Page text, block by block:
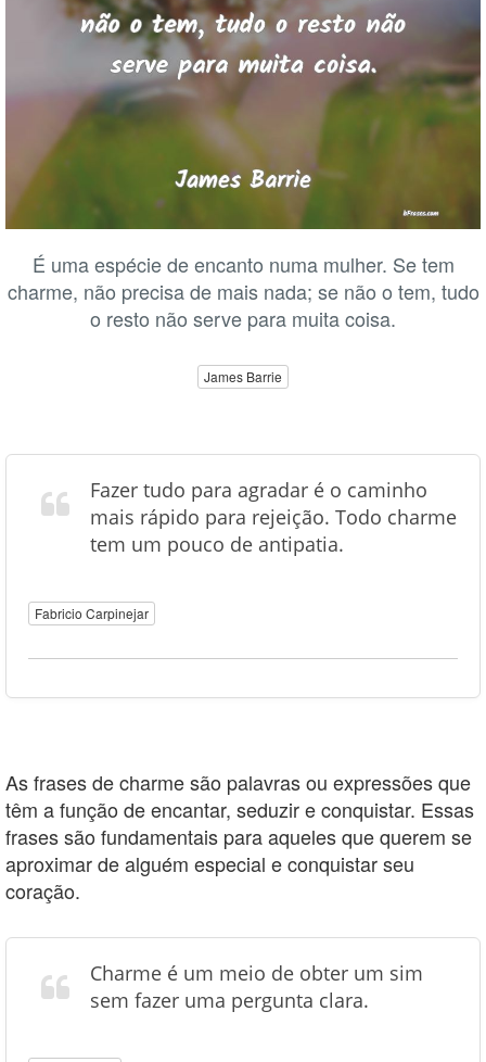
É uma espécie de encanto numa mulher. Se tem
charme, não precisa de mais nada; se não o tem, tudo
o resto não serve para muita coisa.
James Barrie
Fazer tudo para agradar é o caminho
mais rápido para rejeição. Todo charme
tem um pouco de antipatia.
Fabricio Carpinejar
As frases de charme são palavras ou expressões que
têm a função de encantar, seduzir e conquistar. Essas
frases são fundamentais para aqueles que querem se
aproximar de alguém especial e conquistar seu
coração.
Charme é um meio de obter um sim
sem fazer uma pergunta clara.